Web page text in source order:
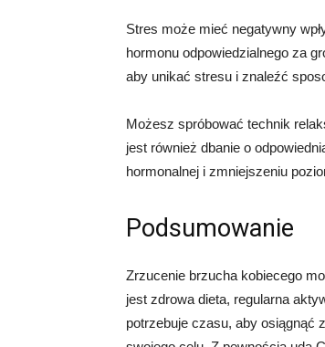
Stres może mieć negatywny
hormonu odpowiedzialnego za
aby unikać stresu i znaleźć
Możesz spróbować technik
jest również dbanie o
hormonalnej i zmniejszeniu
Podsumowanie
Zrzucenie brzucha kobiecego
jest zdrowa dieta, regularna
potrzebuje czasu, aby osiągnąć